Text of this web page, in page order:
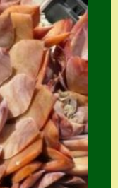
Warenkorb
Widerrufsbelehru
ng
Zahlung
Zahlungs- &
Versandinfos
Zubehör
Zubehör